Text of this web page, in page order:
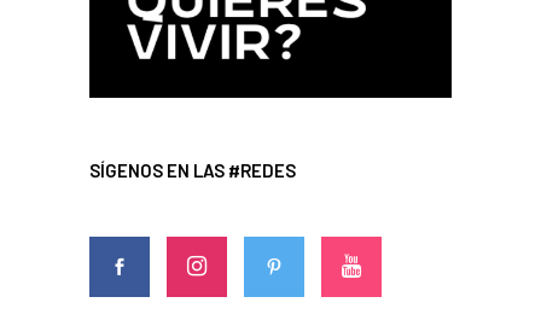
SÍGENOS EN LAS #REDES